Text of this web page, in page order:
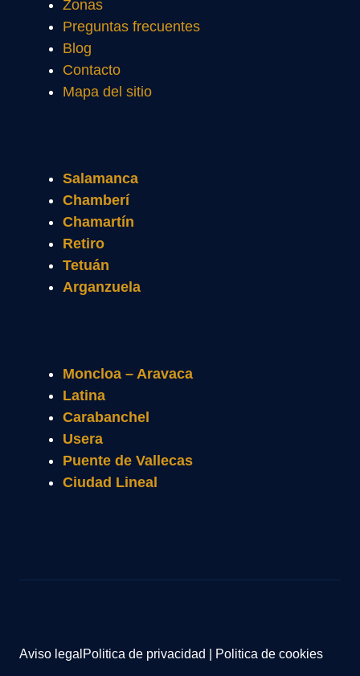
Zonas
Preguntas frecuentes
Blog
Contacto
Mapa del sitio
Salamanca
Chamberí
Chamartín
Retiro
Tetuán
Arganzuela
Moncloa – Aravaca
Latina
Carabanchel
Usera
Puente de Vallecas
Ciudad Lineal
Aviso legal Politica de privacidad Politica de cookies